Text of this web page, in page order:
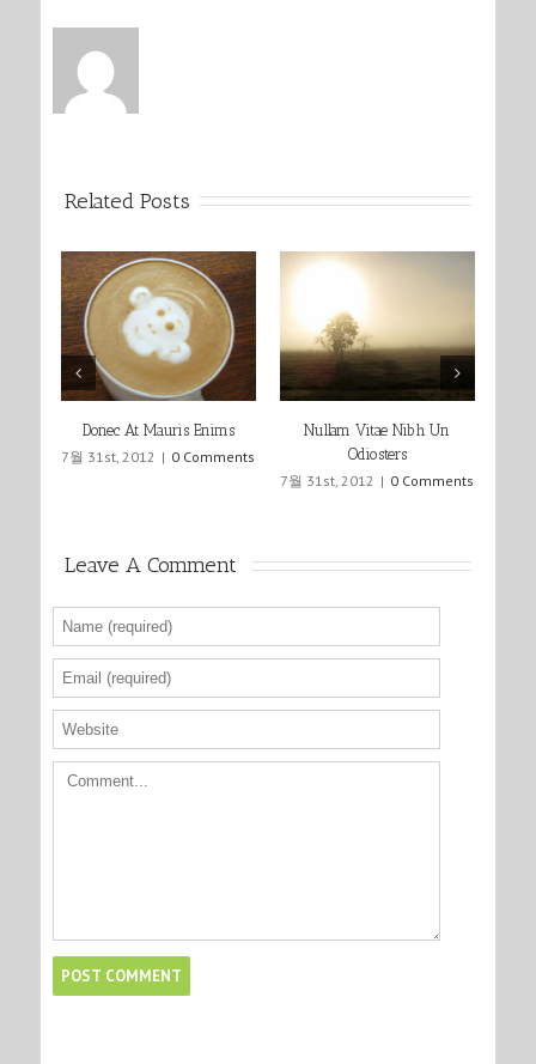
Related Posts
Donec At Mauris Enims
7월 31st, 2012 | 0 Comments
Nullam Vitae Nibh Un
Odiosters
7월 31st, 2012 | 0 Comments
Leave A Comment